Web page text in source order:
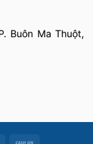
Buôn Ma Thuột,